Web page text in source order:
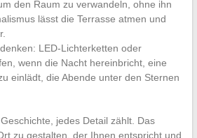
den Raum zu verwandeln, ohne ihn
lässt die Terrasse atmen und
LED-Lichterketten oder
wenn die Nacht hereinbricht, eine
einlädt, die Abende unter den Sternen
jedes Detail zählt. Das
zu gestalten, der Ihnen entspricht und